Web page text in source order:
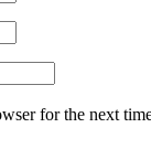
for the next